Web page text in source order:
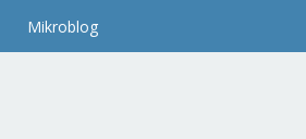
Mikroblog